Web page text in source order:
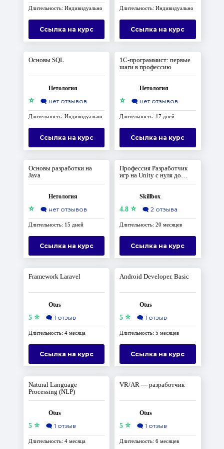
Длительность: Индивидуально
Ссылка на курс
Длительность: Индивидуально
Ссылка на курс
Основы SQL
Нетология
⭐ 🗨️ нет отзывов
Длительность: Индивидуально
Ссылка на курс
1С-программист: первые
шаги в профессию
Нетология
⭐ 🗨️ нет отзывов
Длительность: 17 дней
Ссылка на курс
Основы разработки на
Java
Нетология
⭐ 🗨️ нет отзывов
Длительность: 15 дней
Ссылка на курс
Профессия Разработчик
игр на Unity с нуля до
Middle
Skillbox
4.8 ⭐ 🗨️ 2 отзыва
Длительность: 20 месяцев
Ссылка на курс
Framework Laravel
Otus
5⭐ 🗨️ 1 отзыв
Длительность: 4 месяца
Ссылка на курс
Android Developer. Basic
Otus
5 ⭐ 🗨️ 1 отзыв
Длительность: 5 месяцев
Ссылка на курс
Natural Language
Processing (NLP)
Otus
5⭐ 🗨️ 1 отзыв
Длительность: 4 месяца
VR/AR — разработчик
Otus
5 ⭐ 🗨️ 1 отзыв
Длительность: 6 месяцев